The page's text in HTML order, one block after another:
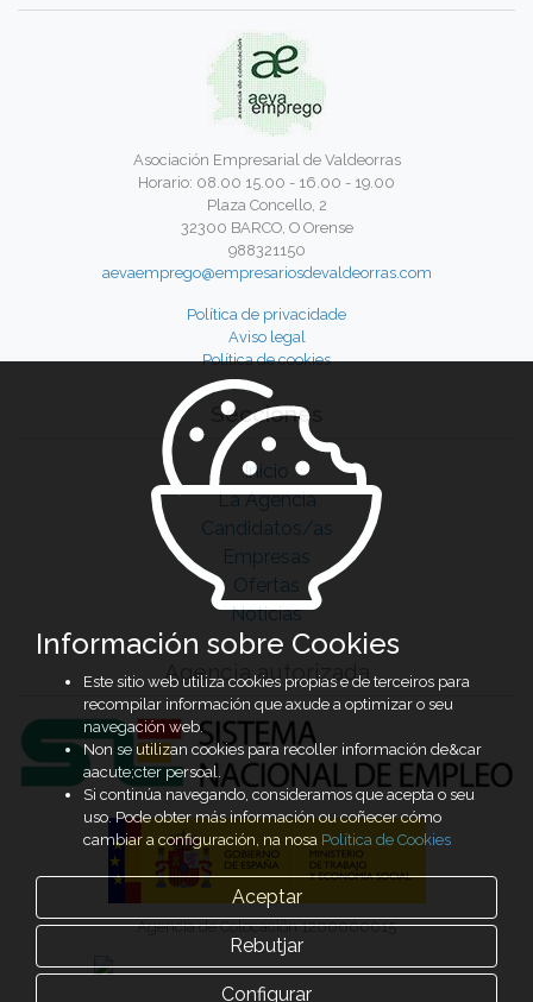
Asociación Empresarial de Valdeorras
Horario: 08.00 15.00 - 16.00 - 19.00
Plaza Concello, 2
32300 BARCO, O Orense
988321150
aevaemprego@empresariosdevaldeorras.com
Política de privacidade
Aviso legal
Política de cookies
Secciones
Inicio
La Agencia
Candidatos/as
Empresas
Ofertas
Noticias
Agencia autorizada
Agencia de Colocación 1200000015
Información sobre Cookies
Este sitio web utiliza cookies propias e de terceiros para
recompilar información que axude a optimizar o seu
navegación web.
Non se utilizan cookies para recoller información de&car
aacute;cter persoal.
Si continúa navegando, consideramos que acepta o seu
uso. Pode obter más información ou coñecer cómo
cambiar a configuración, na nosa Política de Cookies
Aceptar
Rebutjar
Configurar